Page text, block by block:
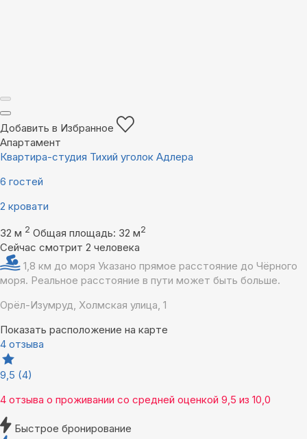
Добавить в Избранное
Апартамент
Квартира-студия Тихий уголок Адлера
6 гостей
2 кровати
32 м 2 Общая площадь: 32 м2
Сейчас смотрит 2 человека
1,8 км до моря Указано прямое расстояние до Чёрного
моря. Реальное расстояние в пути может быть больше.
Орёл-Изумруд, Холмская улица, 1
Показать расположение на карте
4 отзыва
9,5 (4)
4 отзыва о проживании со средней оценкой 9,5 из 10,0
Быстрое бронирование